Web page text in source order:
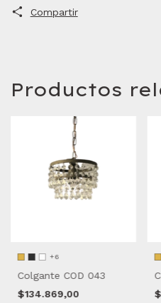
Compartir
Productos
+6
Colgante COD 043
$134.869,00